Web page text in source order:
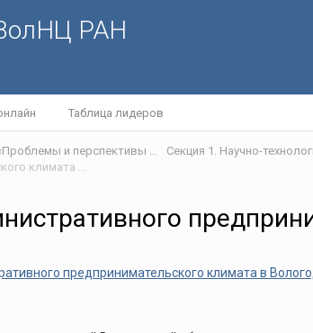
РАН
Таблица лидеров
IV Международная научная интернет-конференция «Проблемы и перспективы развития научно-технологического пространства»
Инструменты улучшения административного предпринимательского климата в Вологодской области
предпринимательского климата в